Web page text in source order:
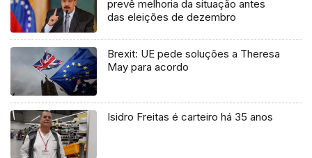
prevê melhoria da situação antes
das eleições de dezembro
Brexit: UE pede soluções a Theresa
May para acordo
Isidro Freitas é carteiro há 35 anos